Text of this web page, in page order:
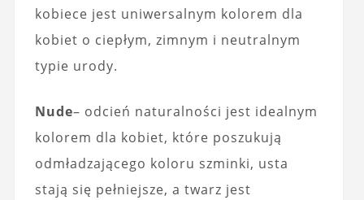
kobiece jest uniwersalnym kolorem dla
kobiet o ciepłym, zimnym i neutralnym
typie urody.
Nude– odcień naturalności jest idealnym
kolorem dla kobiet, które poszukują
odmładzającego koloru szminki, usta
stają się pełniejsze, a twarz jest